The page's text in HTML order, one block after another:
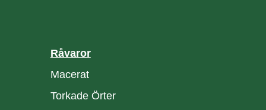
Råvaror
Macerat
Torkade Örter